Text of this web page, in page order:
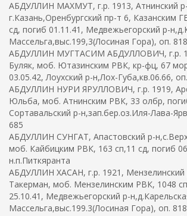
АБДУЛЛИН МАХМУТ, г.р. 1913, Атнинский
г.Казань,Оренбургский пр-т 6, Казанским
сд, погиб 01.11.41, Медвежьегорский р-
Массельга,выс.199,3(Лосиная Гора), оп.
АБДУЛЛИН МУГТАСИМ АБДУЛЛОВИЧ, г.р.
Буляк, моб. Ютазинским РВК, кр-фц, 67
03.05.42, Лоухский р-н,Лох-Губа,кв.06.66,
АБДУЛЛИН НУРИ ЯРУЛЛОВИЧ, г.р. 1919,
Юльба, моб. Атнинским РВК, 33 олбр,
Сортавальский р-н,зап.бер.оз.Иля-Лава-
685
АБДУЛЛИН СУНГАТ, Апастовский р-
моб. Кайбицким РВК, 163 сп,11 сд, погиб
н.п.Питкяранта
АБДУЛЛИН ХАСАН, г.р. 1921, Мензелинский
Такерман, моб. Мензелинским РВК, 1048
25.10.41, Медвежьегорский р-
Массельга,выс.199.3(Лосиная Гора), оп.